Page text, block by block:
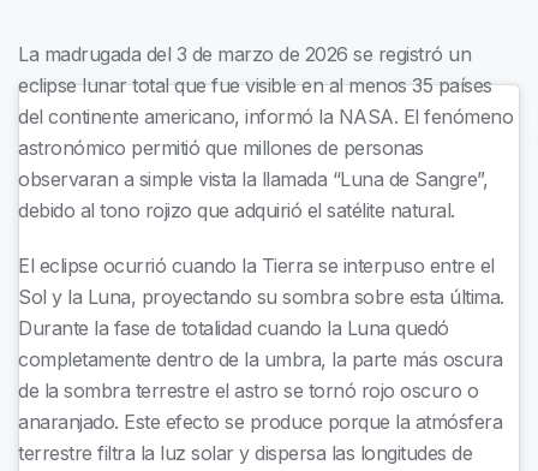
La madrugada del 3 de marzo de 2026 se registró un
eclipse lunar total que fue visible en al menos 35 países
del continente americano, informó la NASA. El fenómeno
astronómico permitió que millones de personas
observaran a simple vista la llamada “Luna de Sangre”,
debido al tono rojizo que adquirió el satélite natural.
El eclipse ocurrió cuando la Tierra se interpuso entre el
Sol y la Luna, proyectando su sombra sobre esta última.
Durante la fase de totalidad cuando la Luna quedó
completamente dentro de la umbra, la parte más oscura
de la sombra terrestre el astro se tornó rojo oscuro o
anaranjado. Este efecto se produce porque la atmósfera
terrestre filtra la luz solar y dispersa las longitudes de